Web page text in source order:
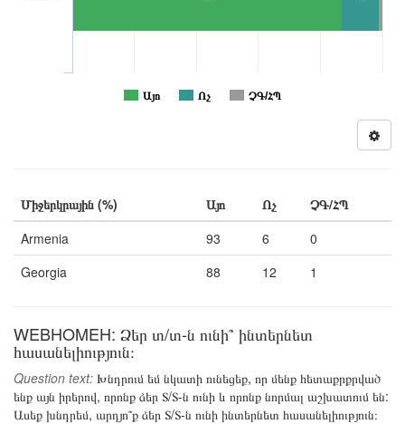
Այո Ոչ ՉԳ/ՀՊ
Միջերկրային (%) Այո Ոչ
ՉԳ/ՀՊ
Armenia
93 6
0
Georgia
88 12 1
WEBHOMEH: Ձեր տ/տ-ն ունի՞ ինտերնետ
հասանելիություն։
Question text: Խնդրում եմ նկատի ունեցեք, որ մենք հետաքրքրված
ենք այն իրերով, որոնք ձեր Տ/Տ-ն ունի և որոնք նորմալ աշխատում են:
Ասեք խնդրեմ, արդյո՞ք ձեր Տ/Տ-ն ունի ինտերնետ հասանելիություն։